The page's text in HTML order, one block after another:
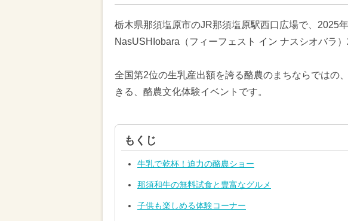
栃木県那須塩原市のJR那須塩原駅西口広場で、2025
NasUSHIobara（フィーフェスト イン ナスシオバラ）
全国第2位の生乳産出額を誇る酪農のまちならではの
きる、酪農文化体験イベントです。
もくじ
牛乳で乾杯！迫力の酪農ショー
那須和牛の無料試食と豊富なグルメ
子供も楽しめる体験コーナー